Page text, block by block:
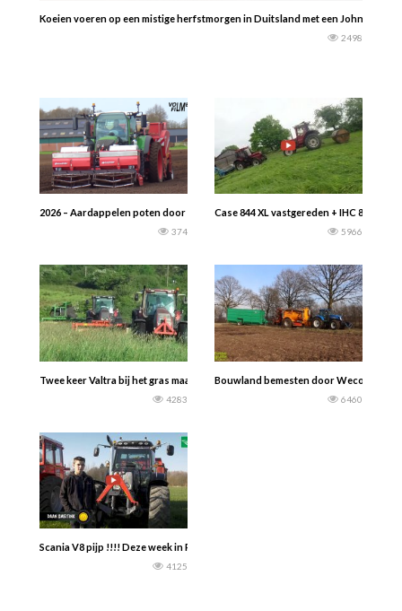
Koeien voeren op een mistige herfstmorgen in Duitsland met een John Deere,
2498
2026 – Aardappelen poten door akkerbouwbedrijf Snijders: – Fendt Vario 724
374
Case 844 XL vastgereden + IHC 844 XL.
5966
Twee keer Valtra bij het gras maaien 2016
4283
Bouwland bemesten door Weco De
6460
Scania V8 pijp !!!! Deze week in POAH!: de Massey Ferguson 6480 van Daan
4125